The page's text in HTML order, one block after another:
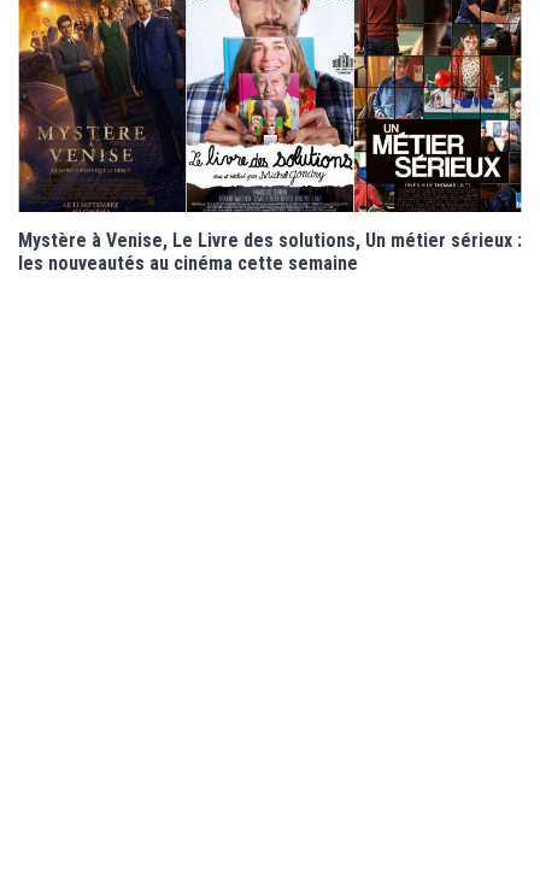
Mystère à Venise, Le Livre des solutions, Un métier sérieux :
les nouveautés au cinéma cette semaine